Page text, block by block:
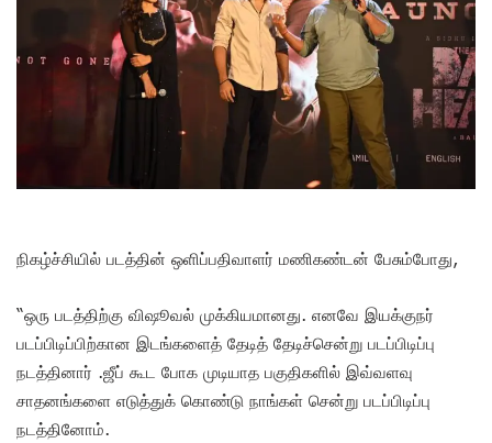
நிகழ்ச்சியில் படத்தின் ஒளிப்பதிவாளர் மணிகண்டன் பேசும்போது,
“ஒரு படத்திற்கு விஷூவல் முக்கியமானது. எனவே இயக்குநர்
படப்பிடிப்பிற்கான இடங்களைத் தேடித் தேடிச்சென்று படப்பிடிப்பு
நடத்தினார் .ஜீப் கூட போக முடியாத பகுதிகளில் இவ்வளவு
சாதனங்களை எடுத்துக் கொண்டு நாங்கள் சென்று படப்பிடிப்பு
நடத்தினோம்.